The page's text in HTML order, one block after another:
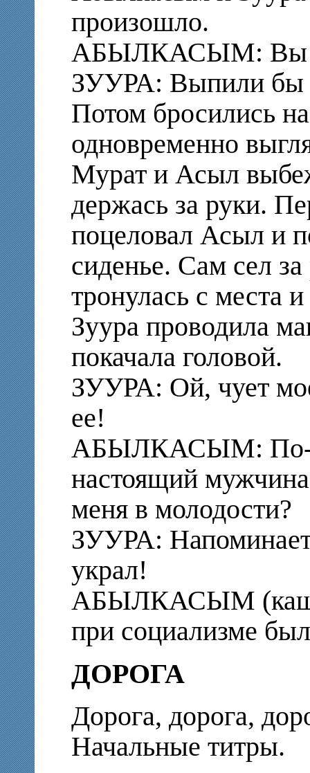
произошло.
АБЫЛКАСЫМ: Вы
ЗУУРА: Выпили бы
Потом бросились
одновременно
Мурат и Асыл
держась за руки.
поцеловал Асыл и
сиденье. Сам сел
тронулась с места
Зуура проводила
покачала головой.
ЗУУРА: Ой, чует
ее!
АБЫЛКАСЫМ: По-
настоящий
меня в молодости?
ЗУУРА:
украл!
АБЫЛКАСЫМ
при социализме
ДОРОГА
Дорога, дорога,
Начальные титры.